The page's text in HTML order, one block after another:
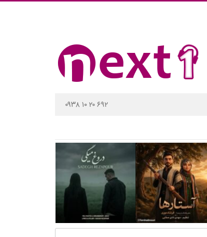
۰۹۳۸ ۱۰ ۲۰ ۶۹۲